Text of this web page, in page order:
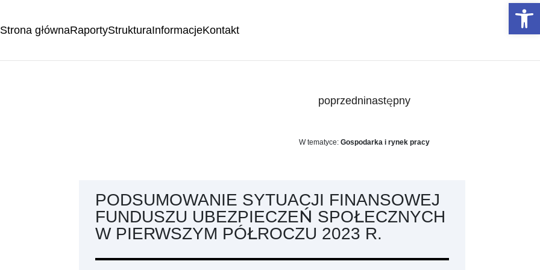
Strona głównaRaportyStrukturaInformacjeKontakt
poprzedninastępny
W tematyce: Gospodarka i rynek pracy
PODSUMOWANIE SYTUACJI FINANSOWEJ
FUNDUSZU UBEZPIECZEŃ SPOŁECZNYCH
W PIERWSZYM PÓŁROCZU 2023 R.